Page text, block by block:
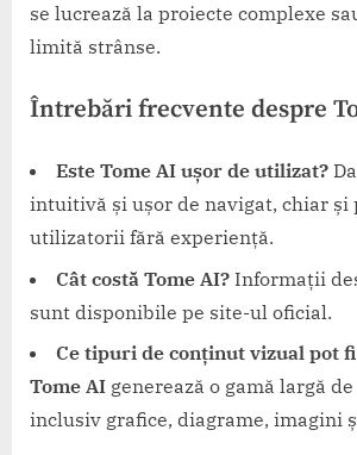
se lucrează la proiecte complexe
limită strânse.
Întrebări frecvente despre
Este Tome AI ușor de utilizat?
intuitivă și ușor de navigat, chiar și
utilizatorii fără experiență.
Cât costă Tome AI? Informații
sunt disponibile pe site-ul oficial.
Ce tipuri de conținut vizual pot
Tome AI generează o gamă largă de
inclusiv grafice, diagrame, imagini